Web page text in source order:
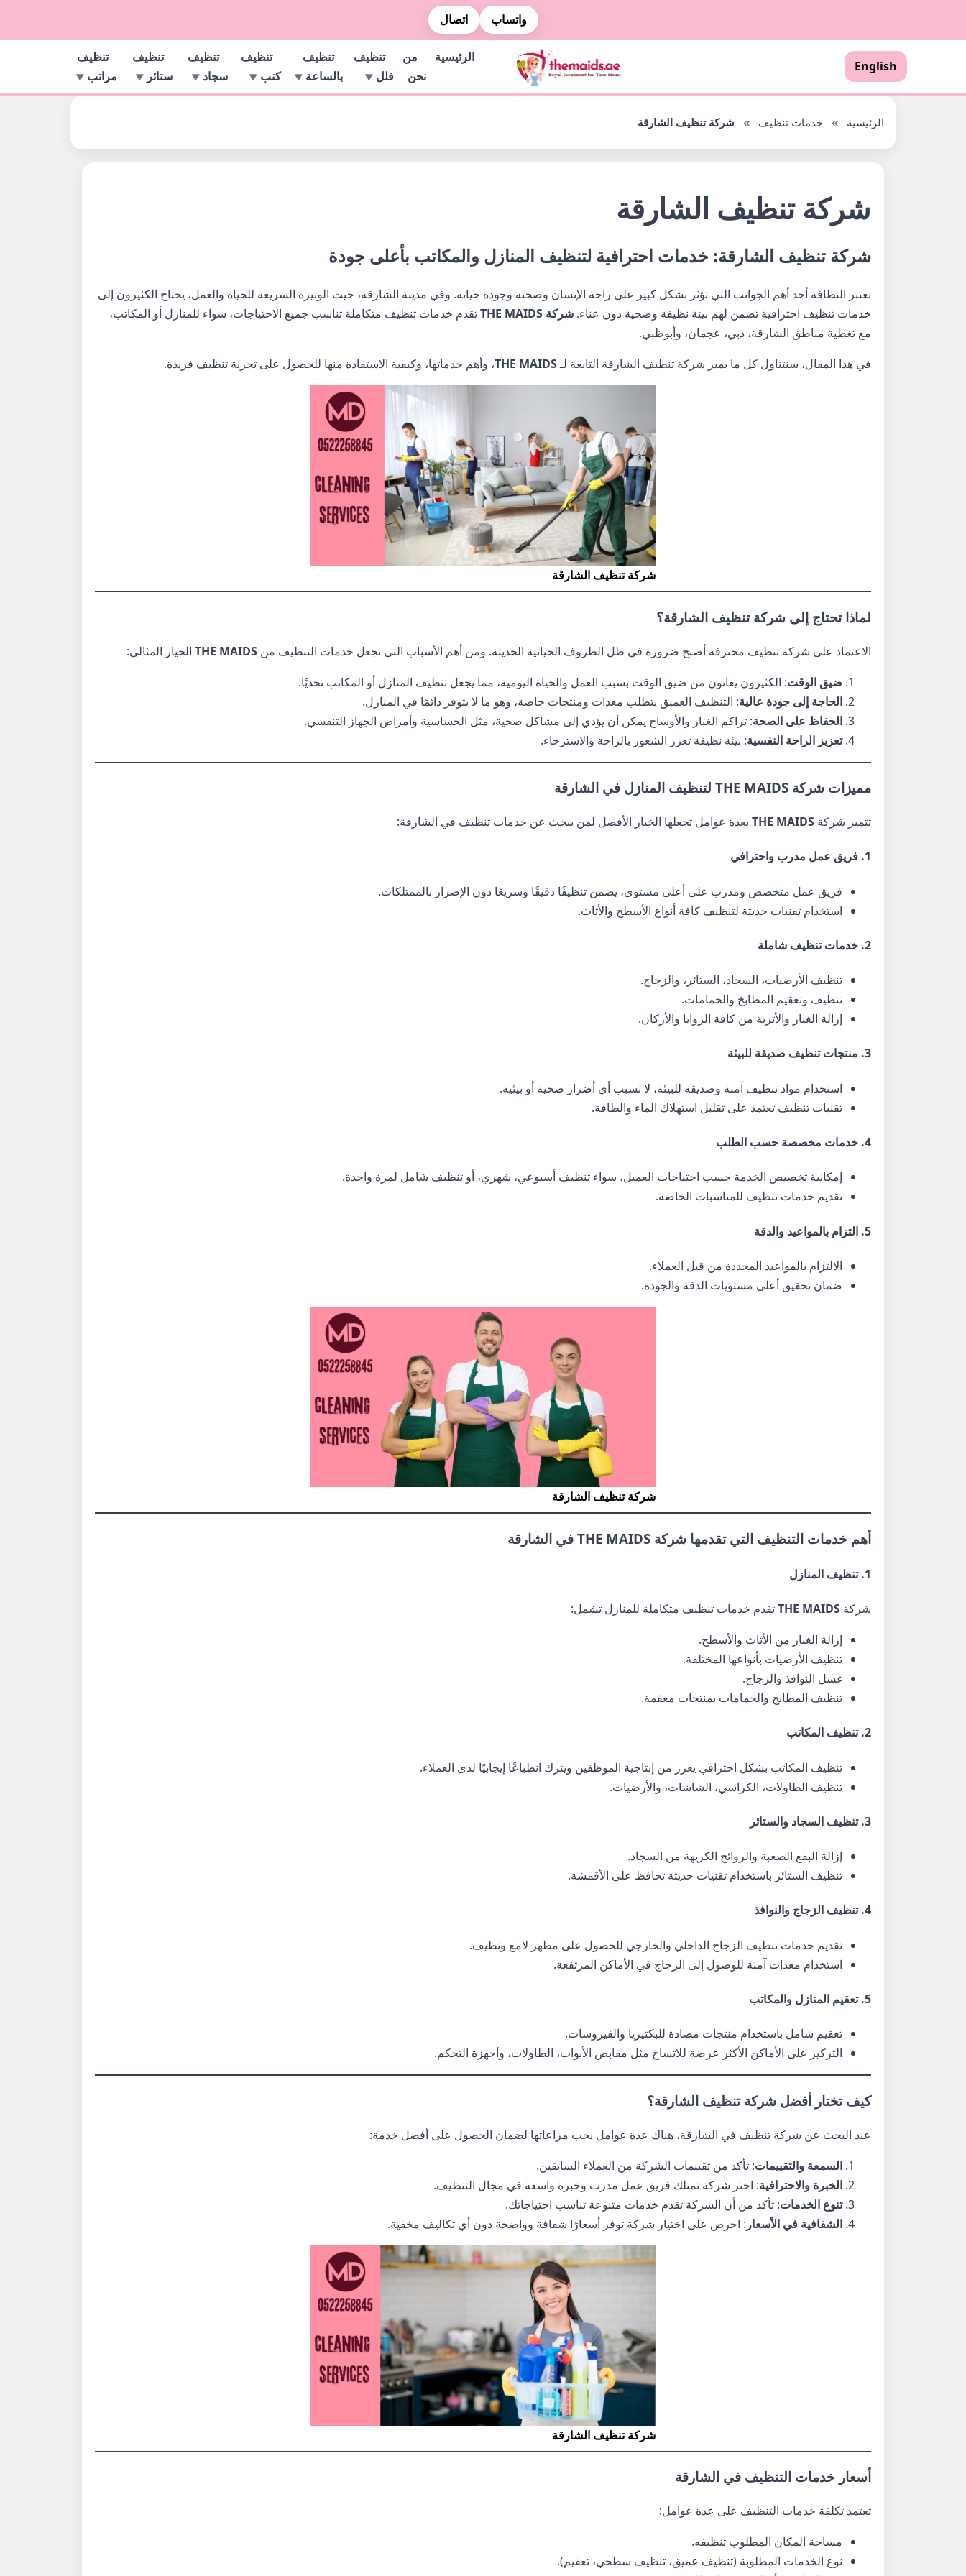
واتساب اتصال
English
الرئيسية
من
نحن
تنظيف
فلل
تنظيف
بالساعة
تنظيف
كنب
تنظيف
سجاد
تنظيف
ستائر
تنظيف
مراتب
الرئيسية » خدمات تنظيف » شركة تنظيف الشارقة
شركة تنظيف الشارقة
شركة تنظيف الشارقة: خدمات احترافية لتنظيف المنازل والمكاتب بأعلى جودة
تعتبر النظافة أحد أهم الجوانب التي تؤثر بشكل كبير على راحة الإنسان وصحته وجودة حياته. وفي مدينة الشارقة، حيث الوتيرة السريعة للحياة والعمل، يحتاج الكثيرون إلى
خدمات تنظيف احترافية تضمن لهم بيئة نظيفة وصحية دون عناء. شركة THE MAIDS
تقدم خدمات تنظيف متكاملة تناسب جميع الاحتياجات، سواء للمنازل أو المكاتب،
مع تغطية مناطق الشارقة، دبي، عجمان، وأبوظبي.
في هذا المقال، سنتناول كل ما يميز شركة تنظيف الشارقة التابعة لـTHE MAIDS، وأهم خدماتها، وكيفية الاستفادة منها للحصول على تجربة تنظيف فريدة.
شركة تنظيف الشارقة
لماذا تحتاج إلى شركة تنظيف الشارقة؟
الاعتماد على شركة تنظيف محترفة أصبح ضرورة في ظل الظروف الحياتية الحديثة. ومن أهم الأسباب التي تجعل خدمات التنظيف من THE MAIDS الخيار المثالي:
ضيق الوقت: الكثيرون يعانون من ضيق الوقت بسبب العمل والحياة اليومية، مما يجعل تنظيف المنازل أو المكاتب تحديًا.
الحاجة إلى جودة عالية: التنظيف العميق يتطلب معدات ومنتجات خاصة، وهو ما لا يتوفر دائمًا في المنازل.
الحفاظ على الصحة: تراكم الغبار والأوساخ يمكن أن يؤدي إلى مشاكل صحية، مثل الحساسية وأمراض الجهاز التنفسي.
تعزيز الراحة النفسية: بيئة نظيفة تعزز الشعور بالراحة والاسترخاء.
مميزات شركة THE MAIDS لتنظيف المنازل في الشارقة
تتميز شركة THE MAIDS بعدة عوامل تجعلها الخيار الأفضل لمن يبحث عن خدمات تنظيف في الشارقة:
1. فريق عمل مدرب واحترافي
فريق عمل متخصص ومدرب على أعلى مستوى، يضمن تنظيفًا دقيقًا وسريعًا دون الإضرار بالممتلكات.
استخدام تقنيات حديثة لتنظيف كافة أنواع الأسطح والأثاث.
2. خدمات تنظيف شاملة
تنظيف الأرضيات، السجاد، الستائر، والزجاج.
تنظيف وتعقيم المطابخ والحمامات.
إزالة الغبار والأتربة من كافة الزوايا والأركان.
3. منتجات تنظيف صديقة للبيئة
استخدام مواد تنظيف آمنة وصديقة للبيئة، لا تسبب أي أضرار صحية أو بيئية.
تقنيات تنظيف تعتمد على تقليل استهلاك الماء والطاقة.
4. خدمات مخصصة حسب الطلب
إمكانية تخصيص الخدمة حسب احتياجات العميل، سواء تنظيف أسبوعي، شهري، أو تنظيف شامل لمرة واحدة.
تقديم خدمات تنظيف للمناسبات الخاصة.
5. التزام بالمواعيد والدقة
الالتزام بالمواعيد المحددة من قبل العملاء.
ضمان تحقيق أعلى مستويات الدقة والجودة.
شركة تنظيف الشارقة
أهم خدمات التنظيف التي تقدمها شركة THE MAIDS في الشارقة
1. تنظيف المنازل
شركة THE MAIDSتقدم خدمات تنظيف متكاملة للمنازل تشمل:
إزالة الغبار من الأثاث والأسطح.
تنظيف الأرضيات بأنواعها المختلفة.
غسل النوافذ والزجاج.
تنظيف المطابخ والحمامات بمنتجات معقمة.
2. تنظيف المكاتب
تنظيف المكاتب بشكل احترافي يعزز من إنتاجية الموظفين ويترك انطباعًا إيجابيًا لدى العملاء.
تنظيف الطاولات، الكراسي، الشاشات، والأرضيات.
3. تنظيف السجاد والستائر
إزالة البقع الصعبة والروائح الكريهة من السجاد.
تنظيف الستائر باستخدام تقنيات حديثة تحافظ على الأقمشة.
4. تنظيف الزجاج والنوافذ
تقديم خدمات تنظيف الزجاج الداخلي والخارجي للحصول على مظهر لامع ونظيف.
استخدام معدات آمنة للوصول إلى الزجاج في الأماكن المرتفعة.
5. تعقيم المنازل والمكاتب
تعقيم شامل باستخدام منتجات مضادة للبكتيريا والفيروسات.
التركيز على الأماكن الأكثر عرضة للاتساخ مثل مقابض الأبواب، الطاولات، وأجهزة التحكم.
كيف تختار أفضل شركة تنظيف الشارقة؟
عند البحث عن شركة تنظيف في الشارقة، هناك عدة عوامل يجب مراعاتها لضمان الحصول على أفضل خدمة:
السمعة والتقييمات: تأكد من تقييمات الشركة من العملاء السابقين.
الخبرة والاحترافية: اختر شركة تمتلك فريق عمل مدرب وخبرة واسعة في مجال التنظيف.
تنوع الخدمات: تأكد من أن الشركة تقدم خدمات متنوعة تناسب احتياجاتك.
الشفافية في الأسعار : احرص على اختيار شركة توفر أسعارًا شفافة وواضحة دون أي تكاليف مخفية.
شركة تنظيف الشارقة
أسعار خدمات التنظيف في الشارقة
تعتمد تكلفة خدمات التنظيف على عدة عوامل:
مساحة المكان المطلوب تنظيفه.
نوع الخدمات المطلوبة (تنظيف عميق، تنظيف سطحي، تعقيم).